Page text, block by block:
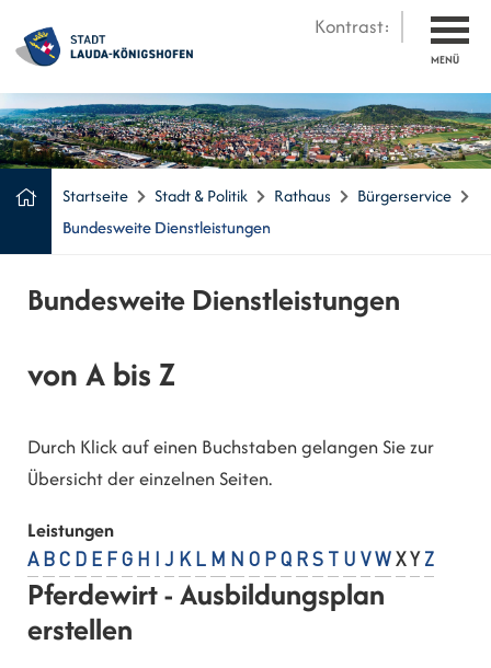
Kontrast:
MENÜ
Startseite Stadt & Politik Rathaus
Bürgerservice
Bundesweite Dienstleistungen
Bundesweite Dienstleistungen
von A bis Z
Durch Klick auf einen Buchstaben gelangen Sie zur
Übersicht der einzelnen Seiten.
Leistungen
A B C D E F G H J K L M N O P Q R S U V W X Y Z
Pferdewirt - Ausbildungsplan
erstellen